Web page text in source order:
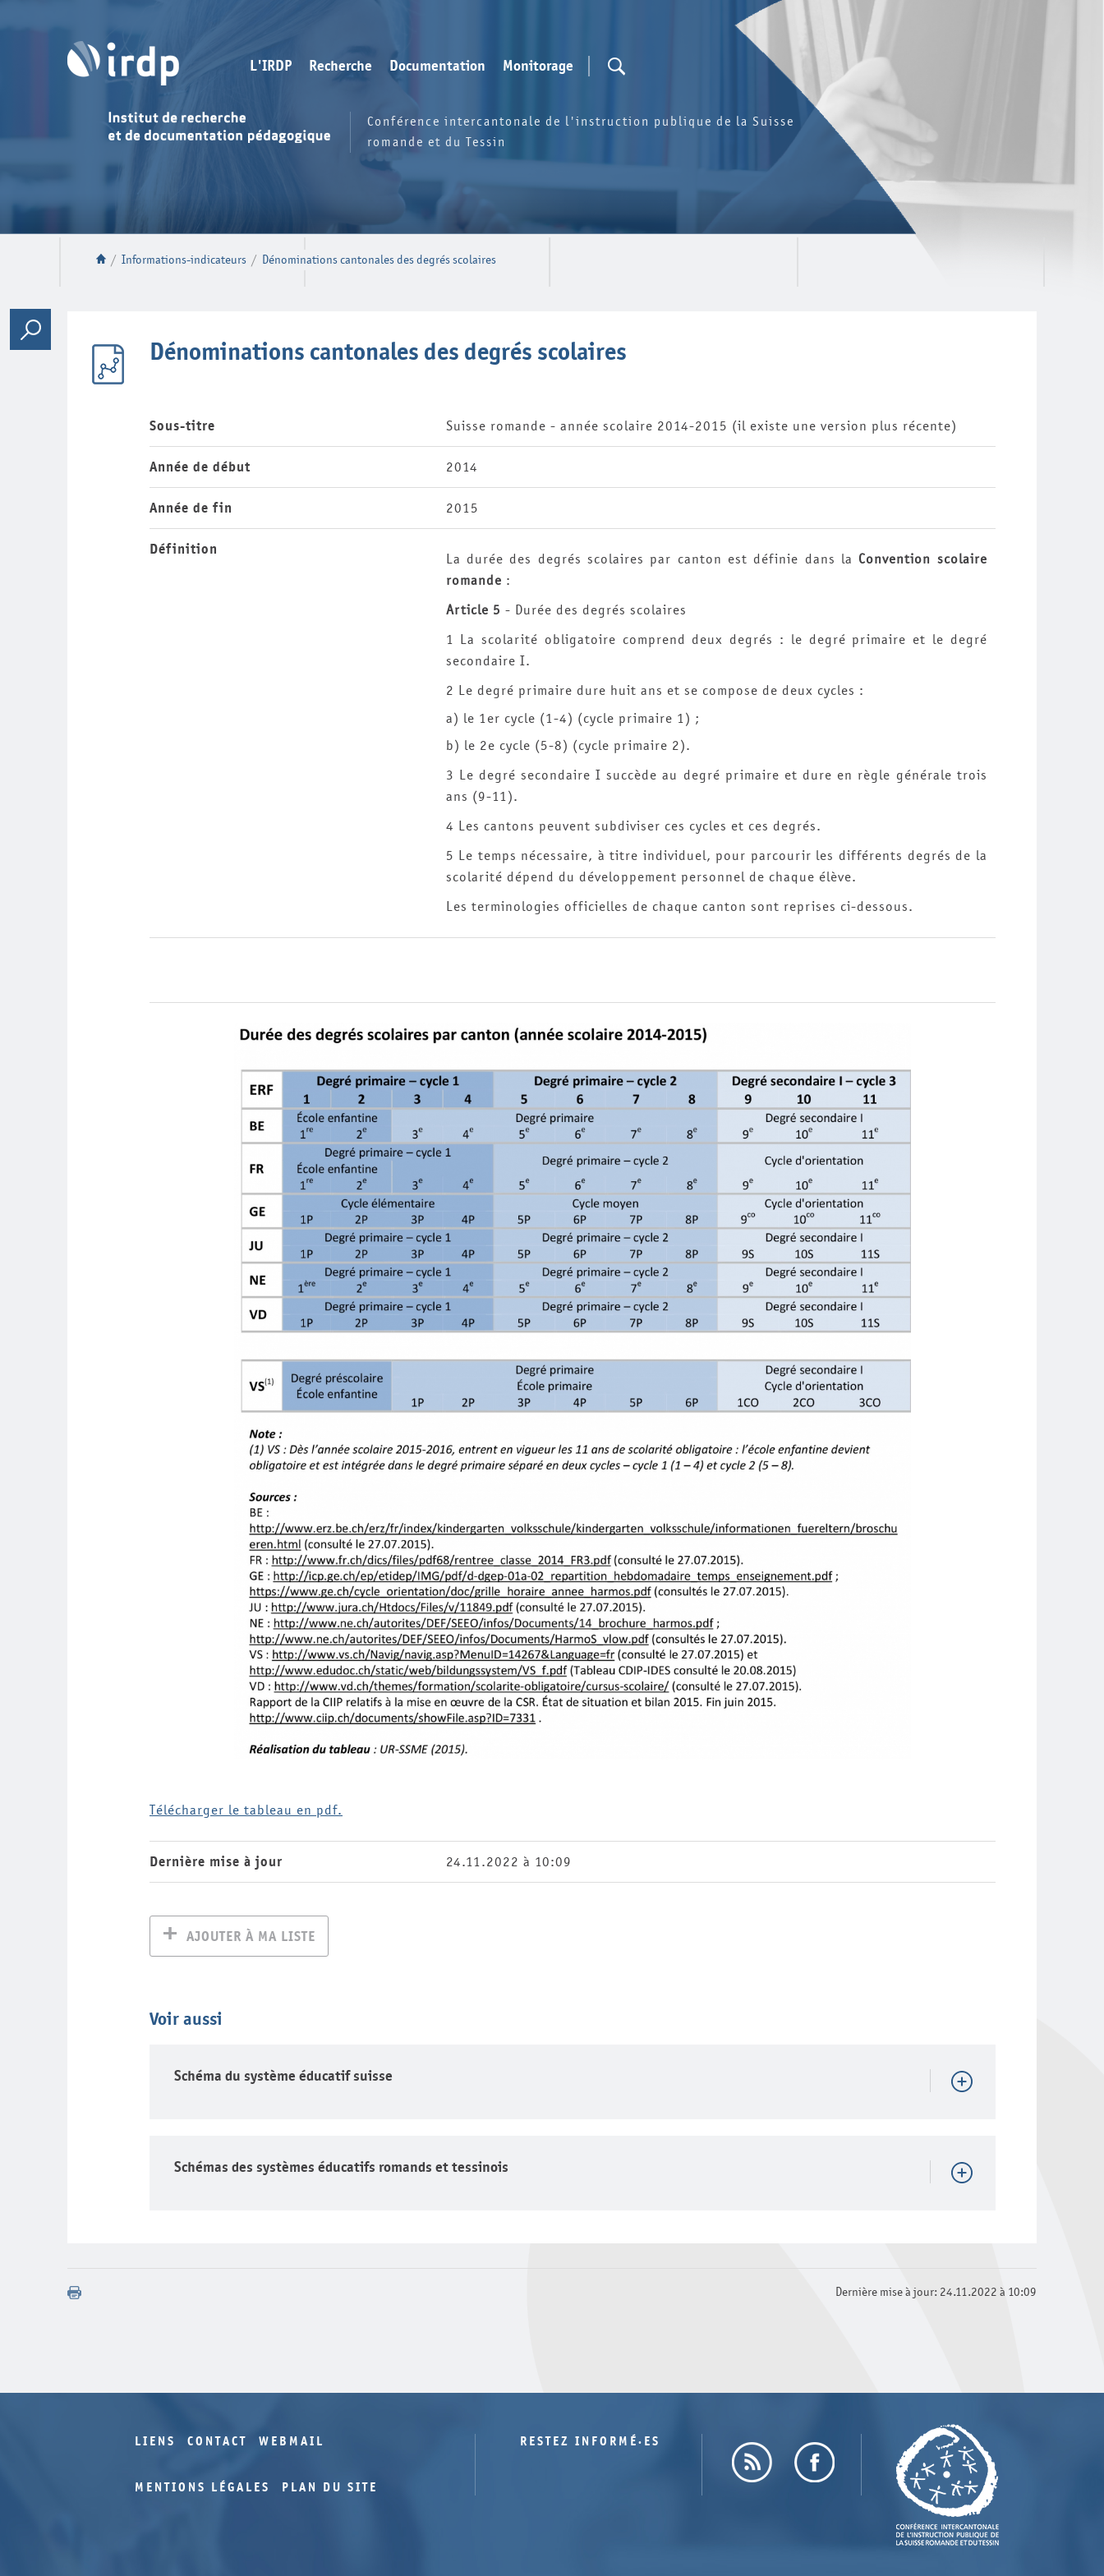
L'IRDP Recherche Documentation Monitorage
Conférence intercantonale de l'instruction publique de la Suisse
romande et du Tessin
/ Informations-indicateurs / Dénominations cantonales des degrés scolaires
Dénominations cantonales des degrés scolaires
Sous-titre Suisse romande - année scolaire 2014-2015 (il existe une version plus récente)
Année de début 2014
Année de fin 2015
Définition
La durée des degrés scolaires par canton est définie dans la Convention scolaire
romande :
Article 5 - Durée des degrés scolaires
1 La scolarité obligatoire comprend deux degrés : le degré primaire et le degré
secondaire I.
2 Le degré primaire dure huit ans et se compose de deux cycles :
a) le 1er cycle (1-4) (cycle primaire 1) ;
b) le 2e cycle (5-8) (cycle primaire 2).
3 Le degré secondaire I succède au degré primaire et dure en règle générale trois
ans (9-11).
4 Les cantons peuvent subdiviser ces cycles et ces degrés.
5 Le temps nécessaire, à titre individuel, pour parcourir les différents degrés de la
scolarité dépend du développement personnel de chaque élève.
Les terminologies officielles de chaque canton sont reprises ci-dessous.
Télécharger le tableau en pdf.
Dernière mise à jour 24.11.2022 à 10:09
AJOUTER À MA LISTE
Voir aussi
Schéma du système éducatif suisse
Schémas des systèmes éducatifs romands et tessinois
Dernière mise à jour: 24.11.2022 à 10:09
LIENS CONTACT WEBMAIL
MENTIONS LÉGALES PLAN DU SITE
RESTEZ INFORMÉ·ES